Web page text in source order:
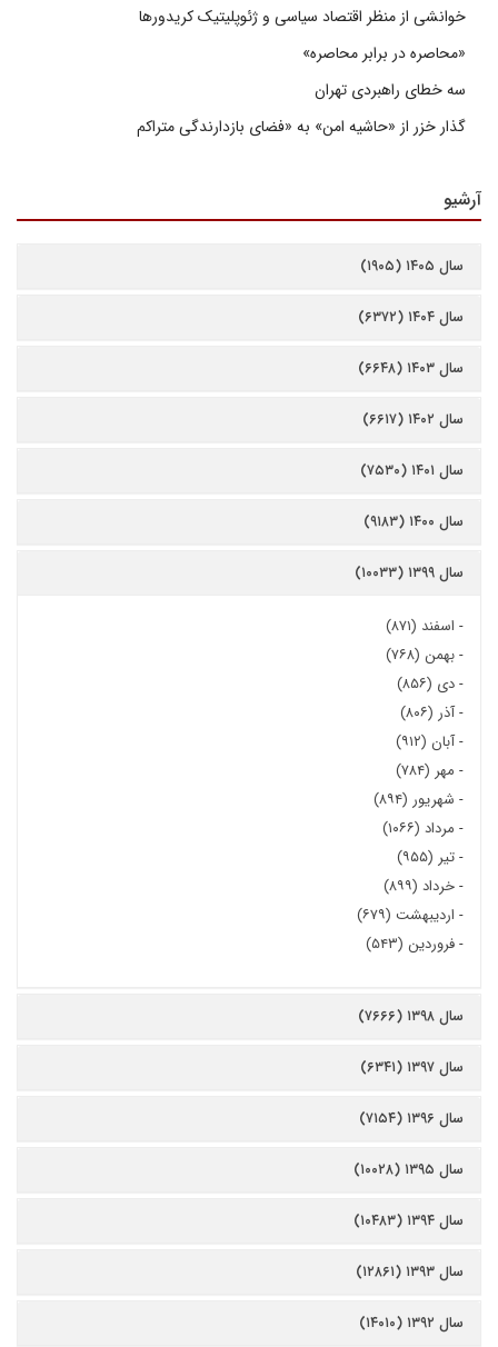
خوانشی از منظر اقتصاد سیاسی و ژئوپلیتیک کریدورها
«محاصره در برابر محاصره»
سه خطای راهبردی تهران
گذار خزر از «حاشیه امن» به «فضای بازدارندگی متراکم
آرشیو
سال ۱۴۰۵ (۱۹۰۵)
سال ۱۴۰۴ (۶۳۷۲)
سال ۱۴۰۳ (۶۶۴۸)
سال ۱۴۰۲ (۶۶۱۷)
سال ۱۴۰۱ (۷۵۳۰)
سال ۱۴۰۰ (۹۱۸۳)
سال ۱۳۹۹ (۱۰۰۳۳)
- اسفند (۸۷۱)
-بهمن (۷۶۸)
-دی (۸۵۶)
-آذر (۸۰۶)
-آبان (۹۱۲)
- مهر (۷۸۴)
- شهریور (۸۹۴)
- مرداد (۱۰۶۶)
-تیر (۹۵۵)
-خرداد (۸۹۹)
- اردیبهشت (۶۷۹)
-فروردین (۵۴۳)
سال ۱۳۹۸ (۷۶۶۶)
سال ۱۳۹۷ (۶۳۴۱)
سال ۱۳۹۶ (۷۱۵۴)
سال ۱۳۹۵ (۱۰۰۲۸)
سال ۱۳۹۴ (۱۰۴۸۳)
سال ۱۳۹۳ (۱۲۸۶۱)
سال ۱۳۹۲ (۱۴۰۱۰)